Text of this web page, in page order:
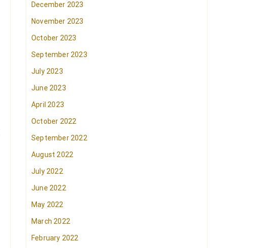
December 2023
November 2023
October 2023
September 2023
July 2023
June 2023
April 2023
October 2022
September 2022
August 2022
July 2022
June 2022
May 2022
March 2022
February 2022